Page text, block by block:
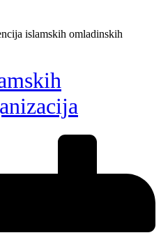
islamskih omladinskih